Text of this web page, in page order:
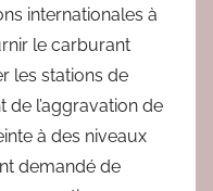
internationales à
le carburant
les stations de
de l’aggravation de
à des niveaux
demandé de